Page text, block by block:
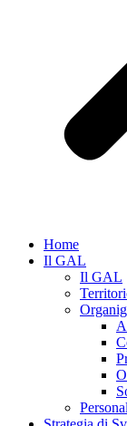
Home
Il GAL
Il GAL